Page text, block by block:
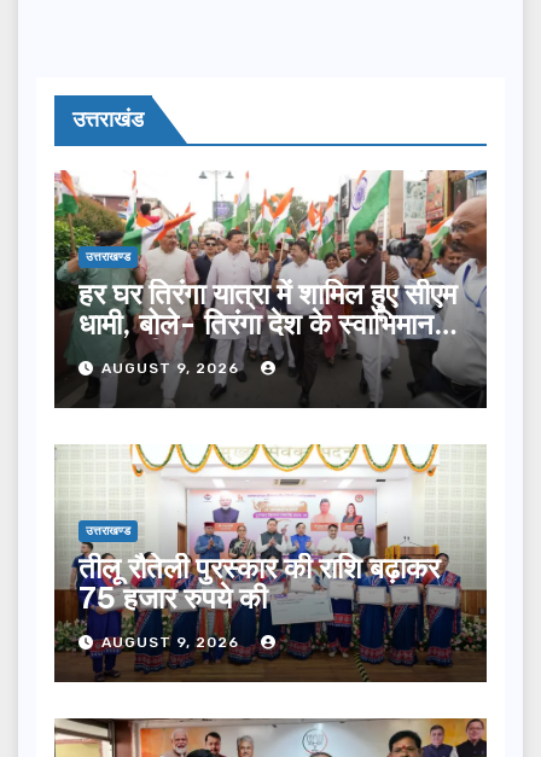
उत्तराखंड
उत्तराखण्ड
हर घर तिरंगा यात्रा में शामिल हुए सीएम
धामी, बोले- तिरंगा देश के स्वाभिमान
का प्रतीक
AUGUST 9, 2026
उत्तराखण्ड
तीलू रौतेली पुरस्कार की राशि बढ़ाकर
75 हजार रुपये की
AUGUST 9, 2026